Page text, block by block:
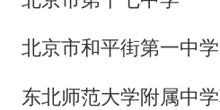
北京市和平街第一中学
东北师范大学附属中